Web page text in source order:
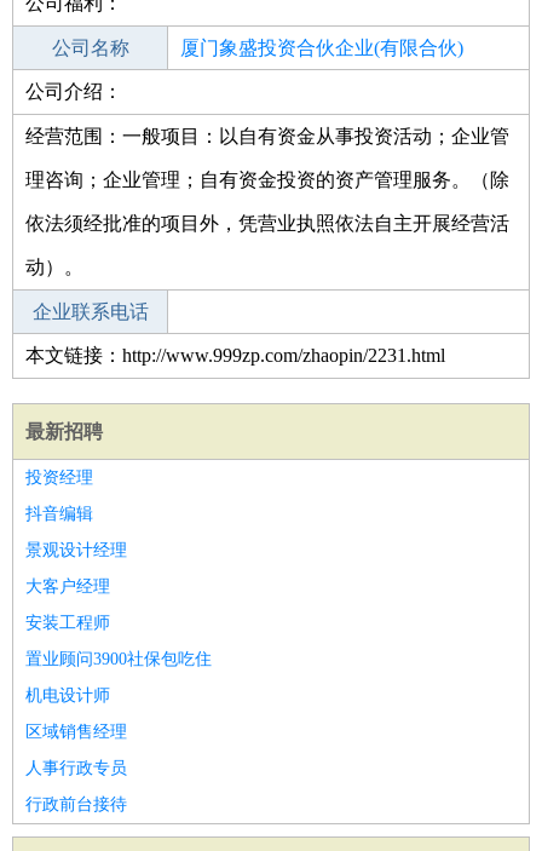
公司名称 厦门象盛投资合伙企业(有限合伙)
公司类型
公司介绍：
经营范围：一般项目：以自有资金从事投资活动；企业管
理咨询；企业管理；自有资金投资的资产管理服务。（除
依法须经批准的项目外，凭营业执照依法自主开展经营活
动）。
企业联系电话
本文链接：http://www.999zp.com/zhaopin/2231.html
最新招聘
投资经理
抖音编辑
景观设计经理
大客户经理
安装工程师
置业顾问3900社保包吃住
机电设计师
区域销售经理
人事行政专员
行政前台接待